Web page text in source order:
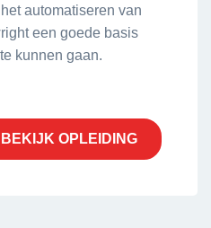
automatiseren van
een goede basis
kunnen gaan.
BEKIJK OPLEIDING